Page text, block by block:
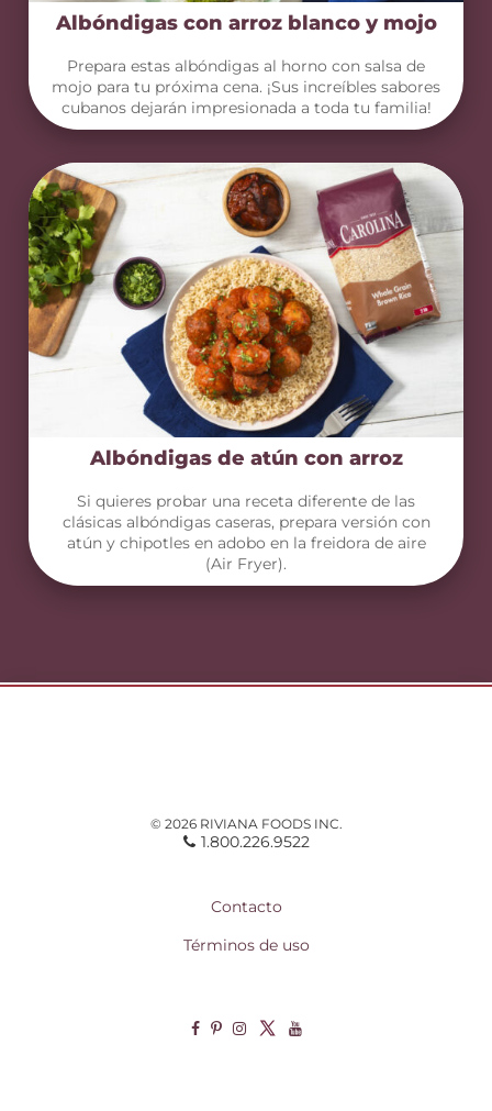
Albóndigas con arroz blanco y mojo
Prepara estas albóndigas al horno con salsa de
mojo para tu próxima cena. ¡Sus increíbles sabores
cubanos dejarán impresionada a toda tu familia!
Albóndigas de atún con arroz
Si quieres probar una receta diferente de las
clásicas albóndigas caseras, prepara versión con
atún y chipotles en adobo en la freidora de aire
(Air Fryer).
© 2026 RIVIANA FOODS INC.
1.800.226.9522
Contacto
Términos de uso